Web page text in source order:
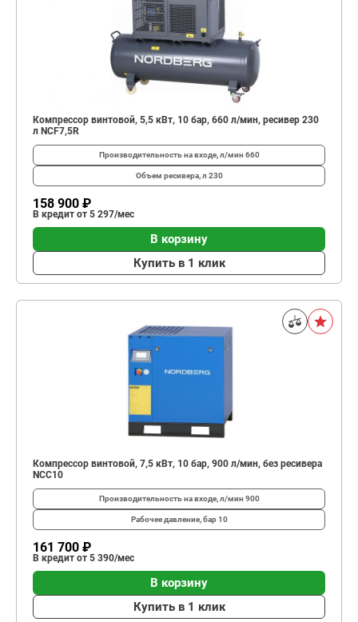
Компрессор винтовой, 5,5 кВт, 10 бар, 660 л/мин, ресивер 230
л NCF7,5R
Производительность на входе, л/мин 660
Объем ресивера, л 230
158 900 ₽
В кредит от 5 297/мес
В корзину
Купить в 1 клик
Компрессор винтовой, 7,5 кВт, 10 бар, 900 л/мин, без ресивера
NCC10
Производительность на входе, л/мин 900
Рабочее давление, бар10
161 700 ₽
В кредит от 5 390/мес
В корзину
Купить в 1 клик